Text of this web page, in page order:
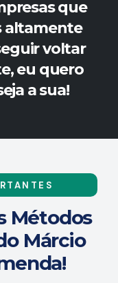
que
altamente
voltar
eu quero
a sua!
Métodos
Márcio